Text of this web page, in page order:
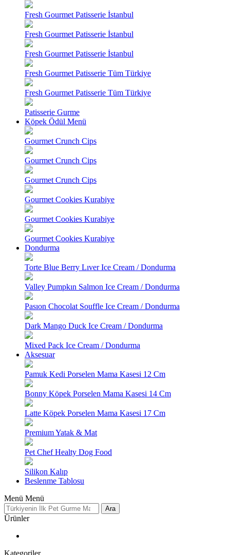
Fresh Gourmet Patisserie İstanbul
Fresh Gourmet Patisserie İstanbul
Fresh Gourmet Patisserie İstanbul
Fresh Gourmet Patisserie Tüm Türkiye
Fresh Gourmet Patisserie Tüm Türkiye
Patisserie Gurme
Köpek Ödül Menü
Gourmet Crunch Cips
Gourmet Crunch Cips
Gourmet Crunch Cips
Gourmet Cookies Kurabiye
Gourmet Cookies Kurabiye
Gourmet Cookies Kurabiye
Dondurma
Torte Blue Berry Lıver Ice Cream / Dondurma
Valley Pumpkın Salmon Ice Cream / Dondurma
Pasıon Chocolat Souffle Ice Cream / Dondurma
Dark Mango Duck Ice Cream / Dondurma
Mixed Pack Ice Cream / Dondurma
Aksesuar
Pamuk Kedi Porselen Mama Kasesi 12 Cm
Bonny Köpek Porselen Mama Kasesi 14 Cm
Latte Köpek Porselen Mama Kasesi 17 Cm
Premium Yatak & Mat
Pet Chef Healty Dog Food
Silikon Kalıp
Beslenme Tablosu
Menü Menü
Ara
Ürünler
Kategoriler